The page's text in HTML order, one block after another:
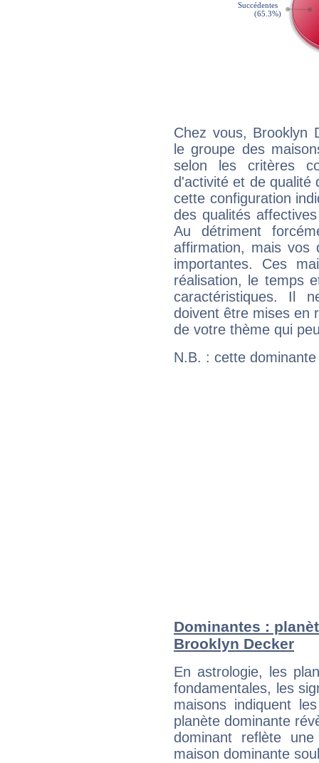
Chez vous, Brooklyn
le groupe des
selon les critères
d'activité et de qualité
cette configuration
des qualités
Au détriment
affirmation, mais
importantes. Ces
réalisation, le temps
caractéristiques. Il
doivent être mises en
de votre thème qui
N.B. : cette
Dominantes :
Brooklyn Decker
En astrologie, les
fondamentales, les
maisons indiquent
planète dominante
dominant reflète
maison dominante